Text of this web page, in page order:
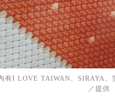
有I LOVE TAIWAN、SIRAYA
／提供